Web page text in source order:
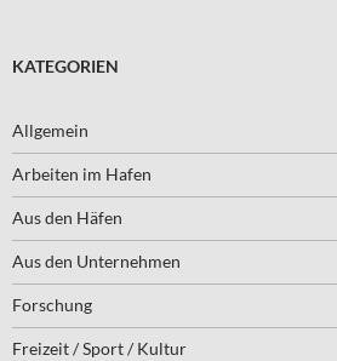
KATEGORIEN
Allgemein
Arbeiten im Hafen
Aus den Häfen
Aus den Unternehmen
Forschung
Freizeit / Sport / Kultur